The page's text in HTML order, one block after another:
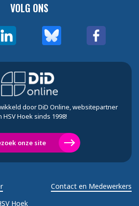
VOLG ONS
door DiD Online, websitepartner
HSV Hoek sinds 1998!
onze site
Hoek
Contact en Medewerkers